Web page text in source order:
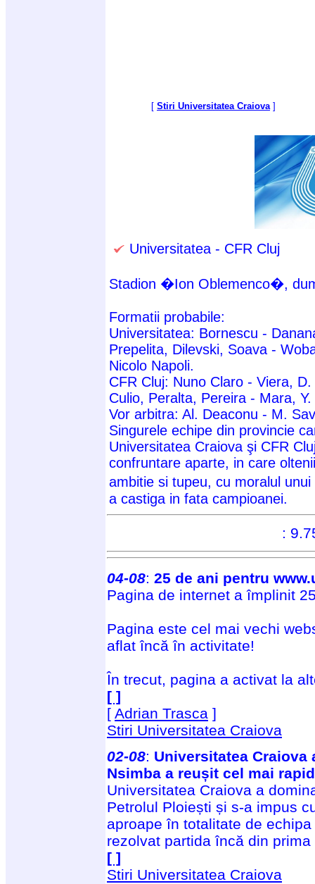
[ Stiri Universitatea Craiova ]
Universitatea - CFR Cluj
Stadion �Ion Oblemenco�,
Formatii probabile:
Universitatea: Bornescu -
Prepelita, Dilevski, Soava -
Nicolo Napoli.
CFR Cluj: Nuno Claro - Viera,
Culio, Peralta, Pereira - Mara,
Vor arbitra: Al. Deaconu - M.
Singurele echipe din provincie
Universitatea Craiova şi CFR
confruntare aparte, in care
ambitie si tupeu, cu moralul
a castiga in fata campioanei.
:
04-08: 25 de ani pentru
Pagina de internet a împlinit
Pagina este cel mai vechi
aflat încă în activitate!
În trecut, pagina a activat la
[ ]
[ Adrian Trasca ]
Stiri Universitatea Craiova
02-08: Universitatea
Nsimba a reușit cel mai
Universitatea Craiova a
Petrolul Ploiești și s-a impus
aproape în totalitate de
rezolvat partida încă din
[ ]
Stiri Universitatea Craiova